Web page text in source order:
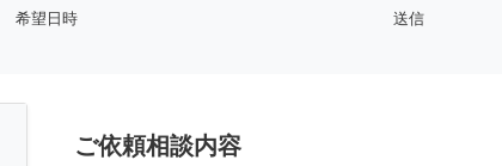
希望日時 送信
ご依頼相談内容